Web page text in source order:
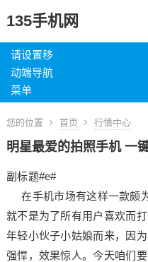
135手机网
请设置移
动端导航
菜单
您的位置 首页 行情中心
明星最爱的拍照手机 一
副标题#e#
在手机市场有这样一款颇
就不是为了所有用户喜欢而
年轻小伙子小姑娘而来，因
强悍，效果惊人。今天咱们